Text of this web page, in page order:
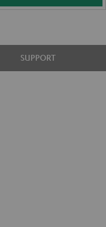
SUPPORT